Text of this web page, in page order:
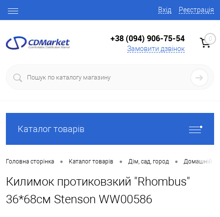
Вхід Реєстрація
+38 (094) 906-75-54
Замовити дзвінок
0
Каталог товарів
Головна сторінка • Каталог товарів • Дім, сад, город • Домашній
Килимок протиковзкий "Rhombus"
36*68см Stenson WW00586